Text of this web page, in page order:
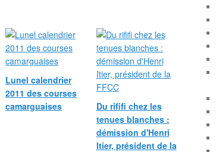
Lunel calendrier
2011 des courses
camarguaises
Du rififi chez les
tenues blanches :
démission d'Henri
Itier, président de la